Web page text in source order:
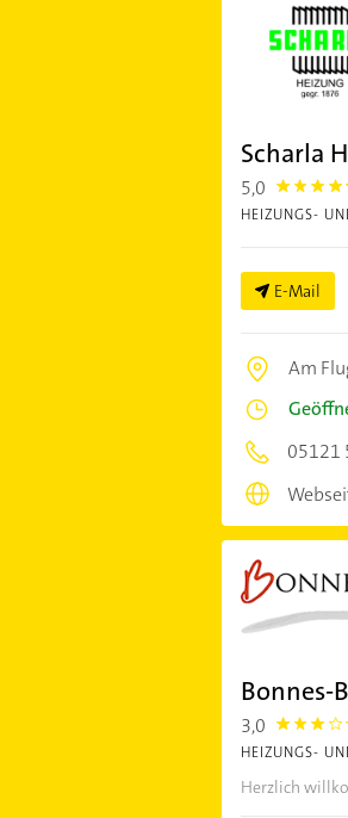
Scharla
5,0 5.0
HEIZUNGS-
E-Mail
Am
05121
Bonnes-
3,0 3.0
HEIZUNGS-
Herzlich